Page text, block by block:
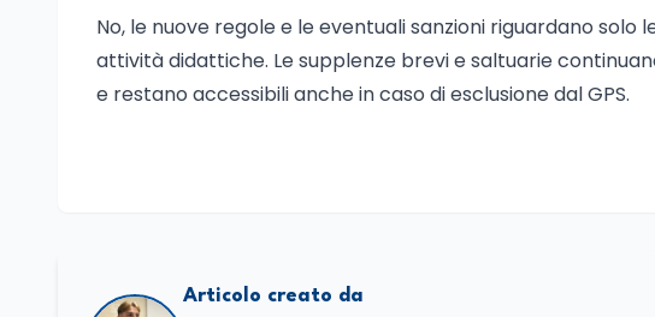
No, le nuove regole e le eventuali sanzioni riguardano
attività didattiche. Le supplenze brevi e saltuarie
e restano accessibili anche in caso di esclusione dal GPS.
Articolo creato da